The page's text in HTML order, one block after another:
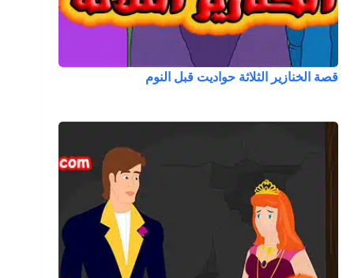
قصة الخنازير الثلاثة حواديت قبل النوم